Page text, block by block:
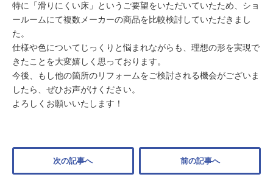
特に「滑りにくい床」というご要望をいただいていたため、ショ
ールームにて複数メーカーの商品を比較検討していただきまし
た。
仕様や色についてじっくりと悩まれながらも、理想の形を実現で
きたことを大変嬉しく思っております。
今後、もし他の箇所のリフォームをご検討される機会がございま
したら、ぜひお声がけください。
よろしくお願いいたします！
次の記事へ 前の記事へ